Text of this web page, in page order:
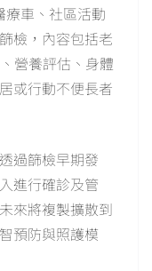
療車、社區活動
檢，內容包括老
營養評估、身體
或行動不便長者
過篩檢早期發
進行確診及管
來將複製擴散到
預防與照護模